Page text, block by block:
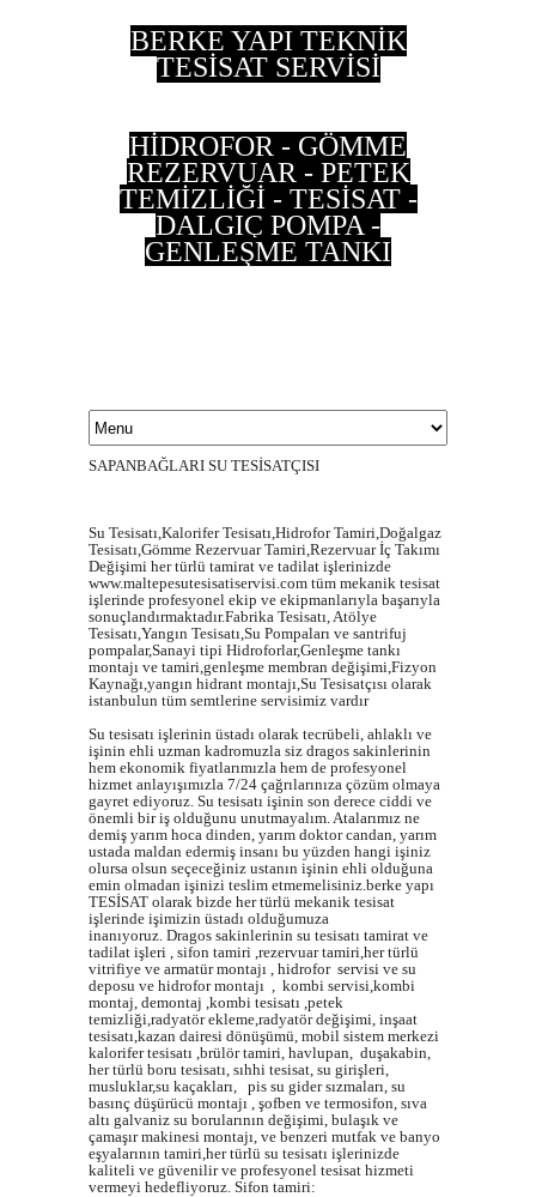
BERKE YAPI TEKNİK
TESİSAT SERVİSİ
HİDROFOR - GÖMME
REZERVUAR - PETEK
TEMİZLİĞİ - TESİSAT -
DALGIÇ POMPA -
GENLEŞME TANKI
SAPANBAĞLARI SU TESİSATÇISI
Su Tesisatı,Kalorifer Tesisatı,Hidrofor Tamiri,Doğalgaz
Tesisatı,Gömme Rezervuar Tamiri,Rezervuar İç Takımı
Değişimi her türlü tamirat ve tadilat işlerinizde
www.maltepesutesisatiservisi.com tüm mekanik tesisat
işlerinde profesyonel ekip ve ekipmanlarıyla başarıyla
sonuçlandırmaktadır.Fabrika Tesisatı, Atölye
Tesisatı,Yangın Tesisatı,Su Pompaları ve santrifuj
pompalar,Sanayi tipi Hidroforlar,Genleşme tankı
montajı ve tamiri,genleşme membran değişimi,Fizyon
Kaynağı,yangın hidrant montajı,Su Tesisatçısı olarak
istanbulun tüm semtlerine servisimiz vardır
Su tesisatı işlerinin üstadı olarak tecrübeli, ahlaklı ve
işinin ehli uzman kadromuzla siz dragos sakinlerinin
hem ekonomik fiyatlarımızla hem de profesyonel
hizmet anlayışımızla 7/24 çağrılarınıza çözüm olmaya
gayret ediyoruz. Su tesisatı işinin son derece ciddi ve
önemli bir iş olduğunu unutmayalım. Atalarımız ne
demiş yarım hoca dinden, yarım doktor candan, yarım
ustada maldan edermiş insanı bu yüzden hangi işiniz
olursa olsun seçeceğiniz ustanın işinin ehli olduğuna
emin olmadan işinizi teslim etmemelisiniz.berke yapı
TESİSAT olarak bizde her türlü mekanik tesisat
işlerinde işimizin üstadı olduğumuza
inanıyoruz. Dragos sakinlerinin su tesisatı tamirat ve
tadilat işleri , sifon tamiri ,rezervuar tamiri,her türlü
vitrifiye ve armatür montajı , hidrofor servisi ve su
deposu ve hidrofor montajı , kombi servisi,kombi
montaj, demontaj ,kombi tesisatı ,petek
temizliği,radyatör ekleme,radyatör değişimi, inşaat
tesisatı,kazan dairesi dönüşümü, mobil sistem merkezi
kalorifer tesisatı ,brülör tamiri, havlupan, duşakabin,
her türlü boru tesisatı, sıhhi tesisat, su girişleri,
musluklar,su kaçakları, pis su gider sızmaları, su
basınç düşürücü montajı , şofben ve termosifon, sıva
altı galvaniz su borularının değişimi, bulaşık ve
çamaşır makinesi montajı, ve benzeri mutfak ve banyo
eşyalarının tamiri,her türlü su tesisatı işlerinizde
kaliteli ve güvenilir ve profesyonel tesisat hizmeti
vermeyi hedefliyoruz. Sifon tamiri: